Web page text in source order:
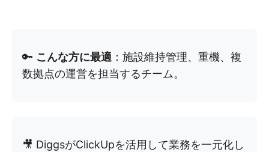
🔑 こんな方に最適 ：施設維持管理、重機、複
数拠点の運営を担当するチーム。
🎥 DiggsがClickUpを活用して業務を一元化し